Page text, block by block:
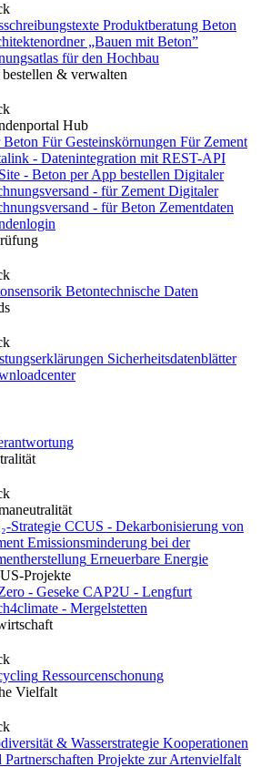
Produktberatung Beton
„Bauen mit Beton”
für den Hochbau
& verwalten
Hub
Beton Für Gesteinskörnungen Für Zement
- Datenintegration mit REST-API
- Beton per App bestellen Digitaler
- für Zement Digitaler
- für Beton Zementdaten
Betontechnische Daten
Sicherheitsdatenblätter
Strategie CCUS - Dekarbonisierung von
Emissionsminderung bei der
Erneuerbare Energie
Projekte
- Geseke CAP2U - Lengfurt
- Mergelstetten
Ressourcenschonung
Vielfalt
& Wasserstrategie Kooperationen
Partnerschaften Projekte zur Artenvielfalt